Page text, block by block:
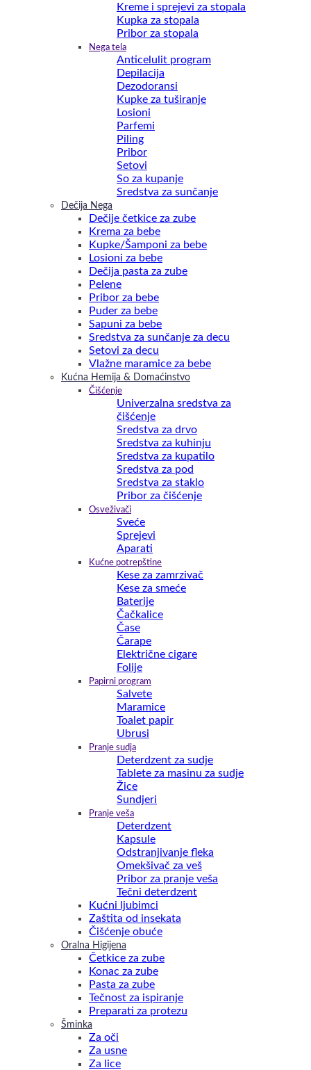
Kreme i sprejevi za stopala
Kupka za stopala
Pribor za stopala
Nega tela
Anticelulit program
Depilacija
Dezodoransi
Kupke za tuširanje
Losioni
Parfemi
Piling
Pribor
Setovi
So za kupanje
Sredstva za sunčanje
Dečija Nega
Dečije četkice za zube
Krema za bebe
Kupke/Šamponi za bebe
Losioni za bebe
Dečija pasta za zube
Pelene
Pribor za bebe
Puder za bebe
Sapuni za bebe
Sredstva za sunčanje za decu
Setovi za decu
Vlažne maramice za bebe
Kućna Hemija & Domaćinstvo
Čišćenje
Univerzalna sredstva za
čišćenje
Sredstva za drvo
Sredstva za kuhinju
Sredstva za kupatilo
Sredstva za pod
Sredstva za staklo
Pribor za čišćenje
Osveživači
Sveće
Sprejevi
Aparati
Kućne potrepštine
Kese za zamrzivač
Kese za smeće
Baterije
Čačkalice
Čase
Čarape
Električne cigare
Folije
Papirni program
Salvete
Maramice
Toalet papir
Ubrusi
Pranje sudja
Deterdzent za sudje
Tablete za masinu za sudje
Žice
Sundjeri
Pranje veša
Deterdzent
Kapsule
Odstranjivanje fleka
Omekšivač za veš
Pribor za pranje veša
Tečni deterdzent
Kućni ljubimci
Zaštita od insekata
Čišćenje obuće
Oralna Higijena
Četkice za zube
Konac za zube
Pasta za zube
Tečnost za ispiranje
Preparati za protezu
Šminka
Za oči
Za usne
Za lice